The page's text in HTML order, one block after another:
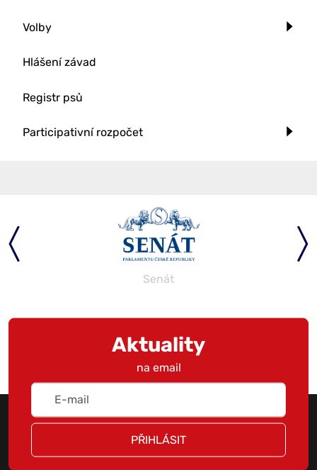
Volby
Hlášení závad
Registr psů
Participativní rozpočet
Senát
Aktuality
na email
PŘIHLÁSIT